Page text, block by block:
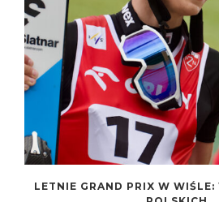
LETNIE GRAND PRIX W WIŚLE: